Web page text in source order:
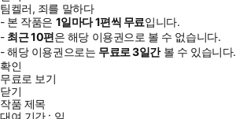
팀켈러, 죄를 말하다
- 본 작품은 1일마다1편씩 무료입니다.
- 최근10편은 해당 이용권으로 볼 수 없습니다.
- 해당 이용권으로는 무료로3일간볼 수 있습니다.
확인
무료로 보기
닫기
작품 제목
대여 기간 : 일